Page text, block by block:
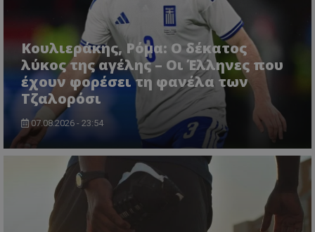
Κουλιεράκης, Ρόμα: Ο δέκατος
λύκος της αγέλης – Οι Έλληνες που
έχουν φορέσει τη φανέλα των
Τζαλορόσι
07.08.2026 - 23:54